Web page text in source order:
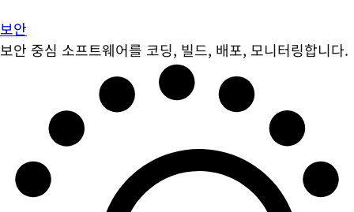
보안
보안 중심 소프트웨어를 코딩, 빌드, 배포, 모니터링합니다.